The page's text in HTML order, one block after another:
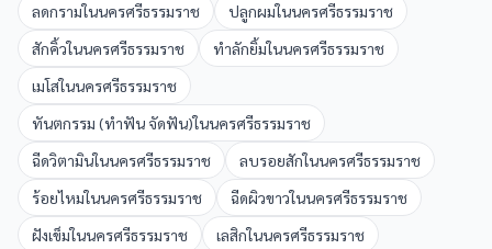
ลดกรามในนครศรีธรรมราช ปลูกผมในนครศรีธรรมราช
สักคิ้วในนครศรีธรรมราช ทำลักยิ้มในนครศรีธรรมราช
เมโสในนครศรีธรรมราช
ทันตกรรม (ทำฟัน จัดฟัน)ในนครศรีธรรมราช
ฉีดวิตามินในนครศรีธรรมราช ลบรอยสักในนครศรีธรรมราช
ร้อยไหมในนครศรีธรรมราช ฉีดผิวขาวในนครศรีธรรมราช
ฝังเข็มในนครศรีธรรมราช เลสิกในนครศรีธรรมราช